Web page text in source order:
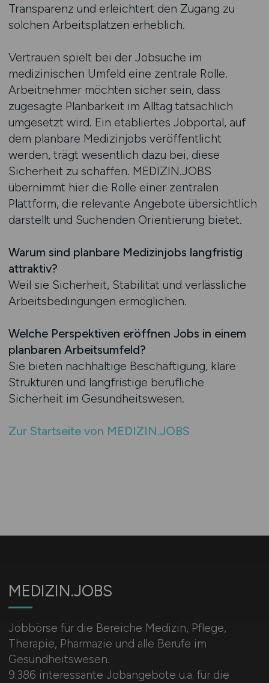
Transparenz und erleichtert den Zugang zu
solchen Arbeitsplätzen erheblich.
Vertrauen spielt bei der Jobsuche im
medizinischen Umfeld eine zentrale Rolle.
Arbeitnehmer möchten sicher sein, dass
zugesagte Planbarkeit im Alltag tatsächlich
umgesetzt wird. Ein etabliertes Jobportal, auf
dem planbare Medizinjobs veröffentlicht
werden, trägt wesentlich dazu bei, diese
Sicherheit zu schaffen. MEDIZIN.JOBS
übernimmt hier die Rolle einer zentralen
Plattform, die relevante Angebote übersichtlich
darstellt und Suchenden Orientierung bietet.
Warum sind planbare Medizinjobs langfristig
attraktiv?
Weil sie Sicherheit, Stabilität und verlässliche
Arbeitsbedingungen ermöglichen.
Welche Perspektiven eröffnen Jobs in einem
planbaren Arbeitsumfeld?
Sie bieten nachhaltige Beschäftigung, klare
Strukturen und langfristige berufliche
Sicherheit im Gesundheitswesen.
Zur Startseite von MEDIZIN.JOBS
MEDIZIN.JOBS
Jobbörse für die Bereiche Medizin, Pflege,
Therapie, Pharmazie und alle Berufe im
Gesundheitswesen.
9.386 interessante Jobangebote u.a. für die